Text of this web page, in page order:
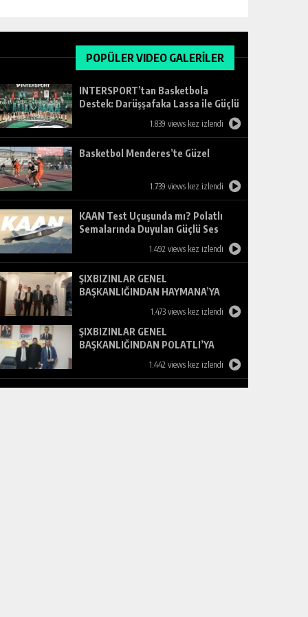
POPÜLER VIDEO GALERİLER
INTERSPORT’tan Basketbola
Destek: Darüşşafaka Lassa ile Güçlü
1.839 views kez izlendi
Basketbol Menderes’te Güzel
1.739 views kez izlendi
KAAN Test Uçuşunda mı? Polatlı
Semalarında Duyulan Güçlü Ses
1.492 views kez izlendi
ŞIXBIZINLAR GENEL
BAŞKANLIĞINDAN HAYMANA’YA
1.473 views kez izlendi
ŞIXBIZINLAR GENEL
BAŞKANLIĞINDAN POLATLI’YA
1.442 views kez izlendi